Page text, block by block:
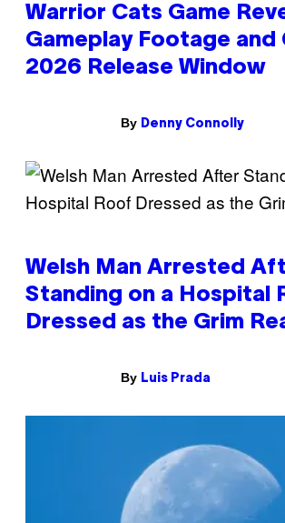
Warrior Cats Game
Gameplay Footage and
2026 Release Window
By Denny Connolly
Welsh Man Arrested
Standing on a Hospital
Dressed as the Grim
By Luis Prada